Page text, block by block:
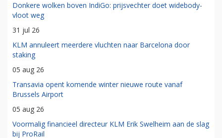
Donkere wolken boven IndiGo: prijsvechter doet widebody-
vloot weg
31 jul 26
KLM annuleert meerdere vluchten naar Barcelona door
staking
05 aug 26
Transavia opent komende winter nieuwe route vanaf
Brussels Airport
05 aug 26
Voormalig financieel directeur KLM Erik Swelheim aan de slag
bij ProRail